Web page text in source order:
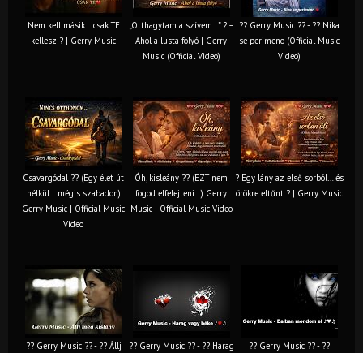
Nem kell másik… csak TE
kellesz ? | Gerry Music
„Otthagytam a szívem…” ? –
Ahol a lusta folyó | Gerry
Music (Official Video)
?? Gerry Music ?? - ?? Nika
se perimeno (Official Music
Video)
Csavargódal ?? (Egy élet út
nélkül… mégis szabadon)
Gerry Music | Official Music
Video
Óh, kisleány ?? (EZT nem
fogod elfelejteni…) Gerry
Music | Official Music Video
? Egy lány az első sorból… és
örökre eltűnt ? | Gerry Music
?? Gerry Music ?? - ?? Állj
?? Gerry Music ?? - ?? Harag
?? Gerry Music ?? - ??